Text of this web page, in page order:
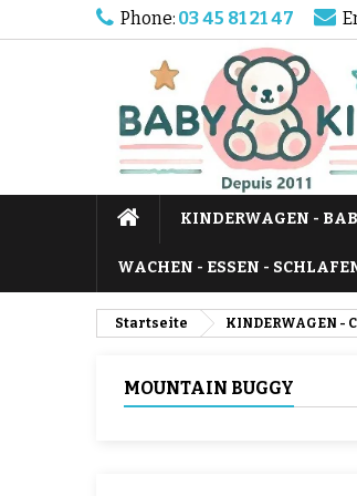
Phone: 03 45 81 21 47
KINDERWAGEN -
WACHEN - ESSEN -
Startseite KINDERWAGEN -
MOUNTAIN BUGGY